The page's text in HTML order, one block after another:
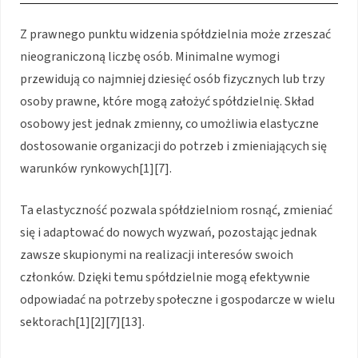
Z prawnego punktu widzenia spółdzielnia może zrzeszać
nieograniczoną liczbę osób. Minimalne wymogi
przewidują co najmniej dziesięć osób fizycznych lub trzy
osoby prawne, które mogą założyć spółdzielnię. Skład
osobowy jest jednak zmienny, co umożliwia elastyczne
dostosowanie organizacji do potrzeb i zmieniających się
warunków rynkowych[1][7].
Ta elastyczność pozwala spółdzielniom rosnąć, zmieniać
się i adaptować do nowych wyzwań, pozostając jednak
zawsze skupionymi na realizacji interesów swoich
członków. Dzięki temu spółdzielnie mogą efektywnie
odpowiadać na potrzeby społeczne i gospodarcze w wielu
sektorach[1][2][7][13].